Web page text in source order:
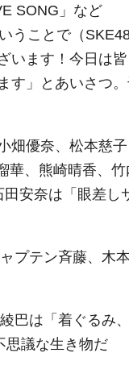
SONG」など
うことで（
います！今日は
す」とあいさつ
畑優奈、松本慈
華、熊崎晴香、竹
安奈は「眼差し
プテン斉藤、木
巴は「着ぐるみ
思議な生き物だ